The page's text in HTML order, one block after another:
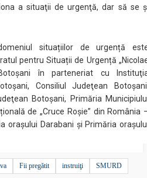
a situaţii de urgenţă, dar să se
situațiilor de urgență
pentru Situații de Urgență
în parteneriat cu
Consiliul Judeţean
Botoşani, Primăria
de „Cruce Roșie” din România
orașului Darabani și Primăria
Fii pregătit instruiţi
SMURD